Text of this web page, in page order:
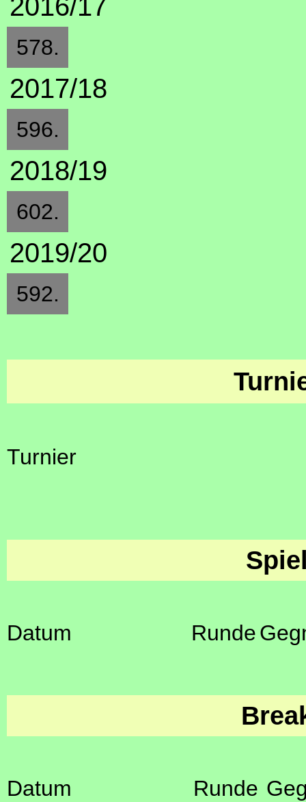
2016/17
578.
2017/18
596.
2018/19
602.
2019/20
592.
Turnier
Datum Runde
Datum Runde